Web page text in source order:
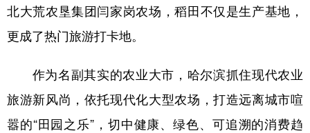
北大荒农垦集团闫家岗农场，稻田不仅是生产基地，
更成了热门旅游打卡地。
作为名副其实的农业大市，哈尔滨抓住现代农业
旅游新风尚，依托现代化大型农场，打造远离城市喧
嚣的“田园之乐”，切中健康、绿色、可追溯的消费趋